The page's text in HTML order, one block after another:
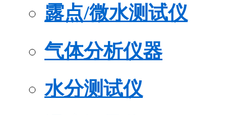
露点/微水测试仪
气体分析仪器
水分测试仪